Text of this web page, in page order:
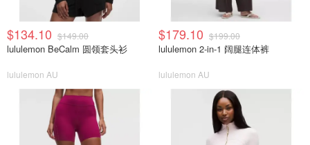
$134.10 $149.00
lululemon BeCalm 圆领套头衫
lululemon AU
$179.10 $199.00
lululemon 2-in-1 阔腿连体裤
lululemon AU